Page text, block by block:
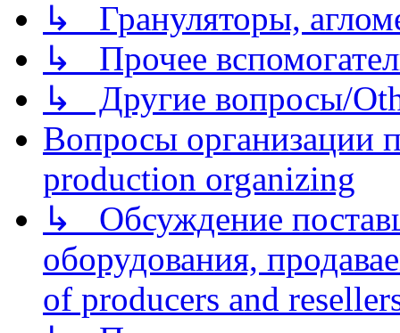
↳ Грануляторы,
↳ Прочее
↳ Другие вопросы/
Вопросы организации
production organizing
↳ Обсуждение
оборудования,
of producers and